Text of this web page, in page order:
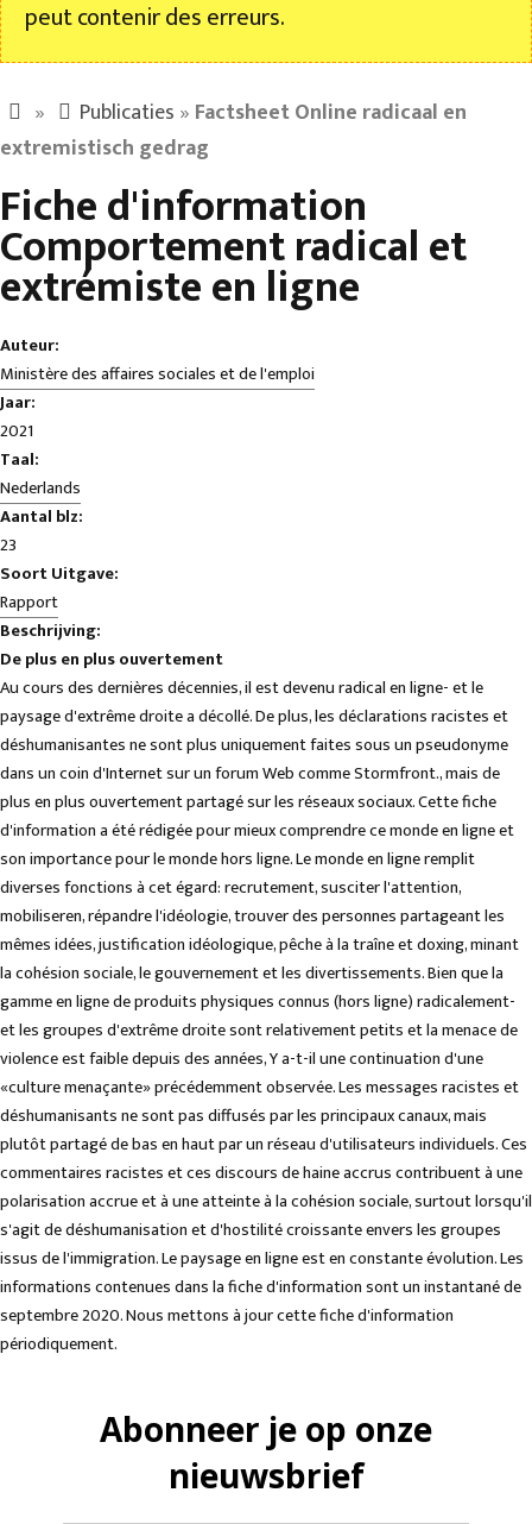
peut contenir des erreurs.
» Publicaties » Factsheet Online radicaal en
extremistisch gedrag
Fiche d'information
Comportement radical et
extrémiste en ligne
Auteur:
Ministère des affaires sociales et de l'emploi
Jaar:
2021
Taal:
Nederlands
Aantal blz:
23
Soort Uitgave:
Rapport
Beschrijving:
De plus en plus ouvertement
Au cours des dernières décennies, il est devenu radical en ligne- et le
paysage d'extrême droite a décollé. De plus, les déclarations racistes et
déshumanisantes ne sont plus uniquement faites sous un pseudonyme
dans un coin d'Internet sur un forum Web comme Stormfront., mais de
plus en plus ouvertement partagé sur les réseaux sociaux. Cette fiche
d'information a été rédigée pour mieux comprendre ce monde en ligne et
son importance pour le monde hors ligne. Le monde en ligne remplit
diverses fonctions à cet égard: recrutement, susciter l'attention,
mobiliseren, répandre l'idéologie, trouver des personnes partageant les
mêmes idées, justification idéologique, pêche à la traîne et doxing, minant
la cohésion sociale, le gouvernement et les divertissements. Bien que la
gamme en ligne de produits physiques connus (hors ligne) radicalement-
et les groupes d'extrême droite sont relativement petits et la menace de
violence est faible depuis des années, Y a-t-il une continuation d'une
«culture menaçante» précédemment observée. Les messages racistes et
déshumanisants ne sont pas diffusés par les principaux canaux, mais
plutôt partagé de bas en haut par un réseau d'utilisateurs individuels. Ces
commentaires racistes et ces discours de haine accrus contribuent à une
polarisation accrue et à une atteinte à la cohésion sociale, surtout lorsqu'il
s'agit de déshumanisation et d'hostilité croissante envers les groupes
issus de l'immigration. Le paysage en ligne est en constante évolution. Les
informations contenues dans la fiche d'information sont un instantané de
septembre 2020. Nous mettons à jour cette fiche d'information
périodiquement.